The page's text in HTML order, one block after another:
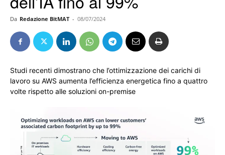
Da Redazione BitMAT - 08/07/2024
Studi recenti dimostrano che l’ottimizzazione dei carichi di
lavoro su AWS aumenta l’efficienza energetica fino a quattro
volte rispetto alle soluzioni on-premise